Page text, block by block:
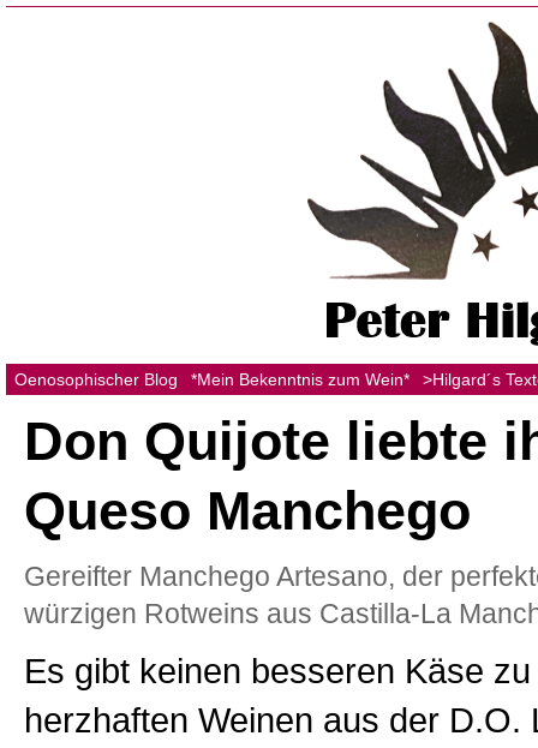
Oenosophischer Blog *Mein Bekenntnis zum Wein* >Hilgard´s
Don Quijote liebte
Queso Manchego
Gereifter Manchego Artesano, der
würzigen Rotweins aus Castilla-La
Es gibt keinen besseren Käse
herzhaften Weinen aus der D.O.